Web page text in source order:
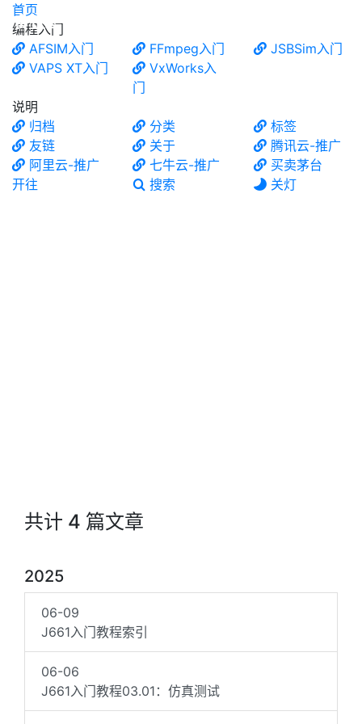
食铁兽
首页
编程入门
AFSIM入门
FFmpeg入门
JSBSim入门
VAPS XT入门
VxWorks入
门
说明
归档
分类
标签
友链
关于
腾讯云-推广
阿里云-推广
七牛云-推广
买卖茅台
开往
搜索 关灯
共计 4 篇文章
2025
06-09
J661入门教程索引
06-06
J661入门教程03.01：仿真测试